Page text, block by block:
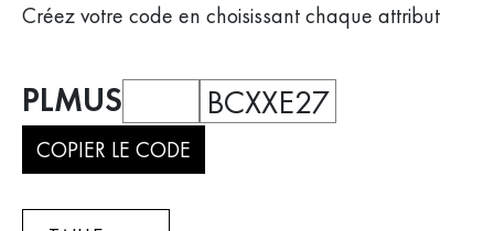
Créez votre code en choisissant chaque attribut
PLMUS BCXXE27
COPIER LE CODE